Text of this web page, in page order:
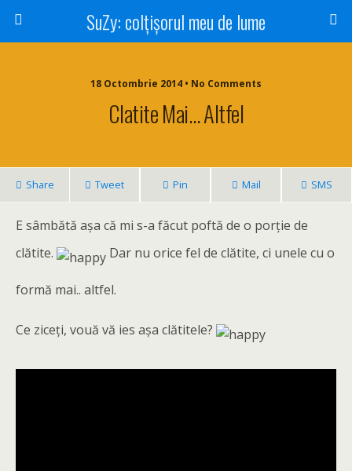
SuZy: colţişorul meu de lume
18 Octombrie 2014 • No Comments
Clatite Mai… Altfel
Share Tweet Pin Mail SMS
E sâmbătă aşa că mi s-a făcut poftă de o porţie de
clătite.
Dar nu orice fel de clătite, ci unele cu o
formă mai.. altfel.
Ce ziceţi, vouă vă ies aşa clătitele?